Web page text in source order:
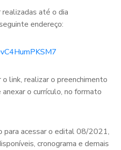
até o dia
endereço:
link, realizar o preenchimento
o currículo, no formato
para acessar o edital 08/2021,
cronograma e demais